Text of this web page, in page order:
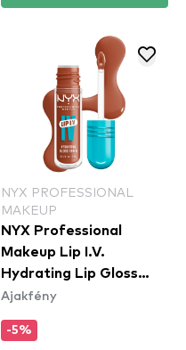
NYX PROFESSIONAL
MAKEUP
NYX Professional
Makeup Lip I.V.
Hydrating Lip Gloss
Stain - 01 Caramel Drip
Ajakfény
-5%